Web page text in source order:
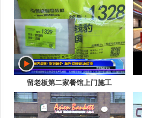
留老板第二家餐馆上门施工